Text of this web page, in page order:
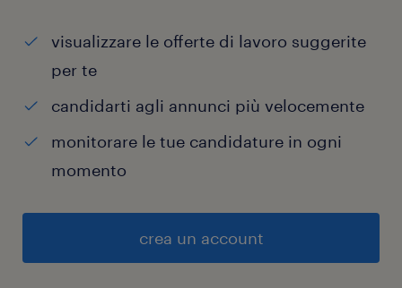
visualizzare le offerte di lavoro suggerite
per te
candidarti agli annunci più velocemente
monitorare le tue candidature in ogni
momento
crea un account